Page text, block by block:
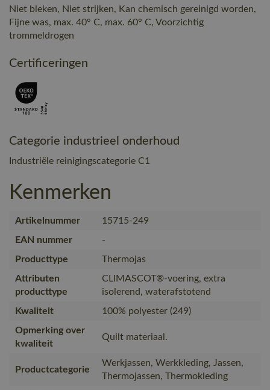
Niet bleken, Niet strijken, Kan chemisch gereinigd worden,
Fijne was, max. 40° C, max. 60° C, Voorzichtig
trommeldrogen
Certificeringen
Categorie industrieel onderhoud
Industriële reinigingscategorie C1
Kenmerken
Artikelnummer
15715-249
EAN nummer
-
Producttype
Thermojas
Attributen
producttype
CLIMASCOT®-voering, extra
isolerend, waterafstotend
Kwaliteit
100% polyester (249)
Opmerking over
kwaliteit
Quilt materiaal.
Productcategorie
Werkjassen, Werkkleding, Jassen,
Thermojassen, Thermokleding